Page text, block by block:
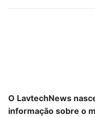
O LavtechNews
informação sobre o